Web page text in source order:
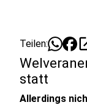
Teilen:
statt
Allerdings